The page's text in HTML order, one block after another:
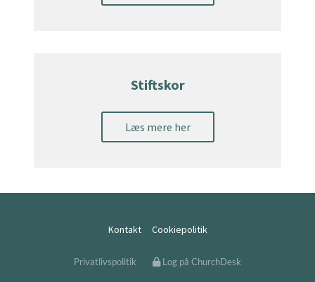
Stiftskor
Læs mere her
Kontakt Cookiepolitik
Privatlivspolitik Log på ChurchDesk